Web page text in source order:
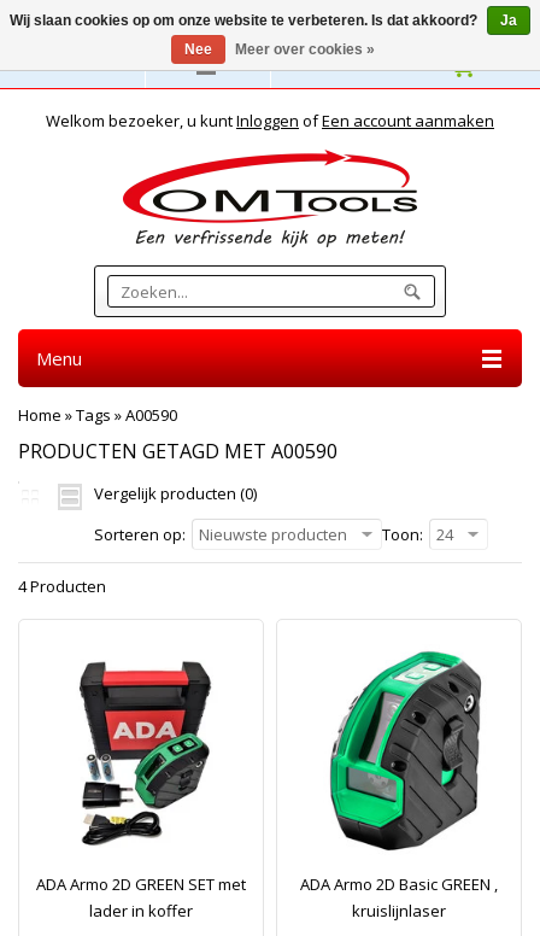
Nederlands
Welkom bezoeker, u kuntInloggen ofEen account aanmaken
Menu
Home »Tags »A00590
PRODUCTEN GETAGD MET A00590
Vergelijk producten (0)
Sorteren op:
Nieuwste producten Toon: 24
4 Producten
ADA Armo 2D GREEN SET met
lader in koffer
ADA Armo 2D Basic GREEN ,
kruislijnlaser
Wij slaan cookies op om onze website te verbeteren. Is dat akkoord?
Ja
Nee
Meer over cookies »